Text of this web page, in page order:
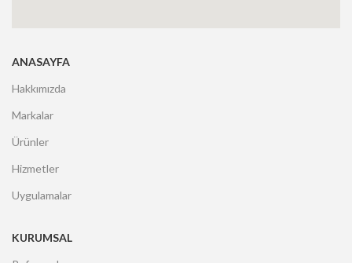
ANASAYFA
Hakkımızda
Markalar
Ürünler
Hizmetler
Uygulamalar
KURUMSAL